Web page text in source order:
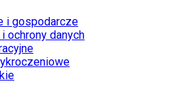
i gospodarcze
ochrony danych